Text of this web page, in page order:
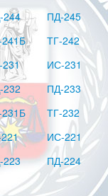
244
ПД-245
ТГ-242
ИС-231
ПД-233
ТГ-232
ИС-221
223
ПД-224